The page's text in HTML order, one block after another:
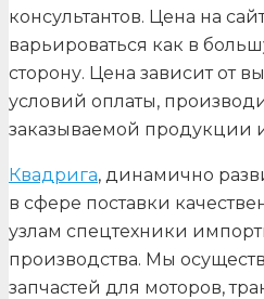
консультантов. Цена на
варьироваться как в
сторону. Цена зависит от
условий оплаты,
заказываемой продукции
Квадрига, динамично
в сфере поставки
узлам спецтехники
производства. Мы
запчастей для моторов,